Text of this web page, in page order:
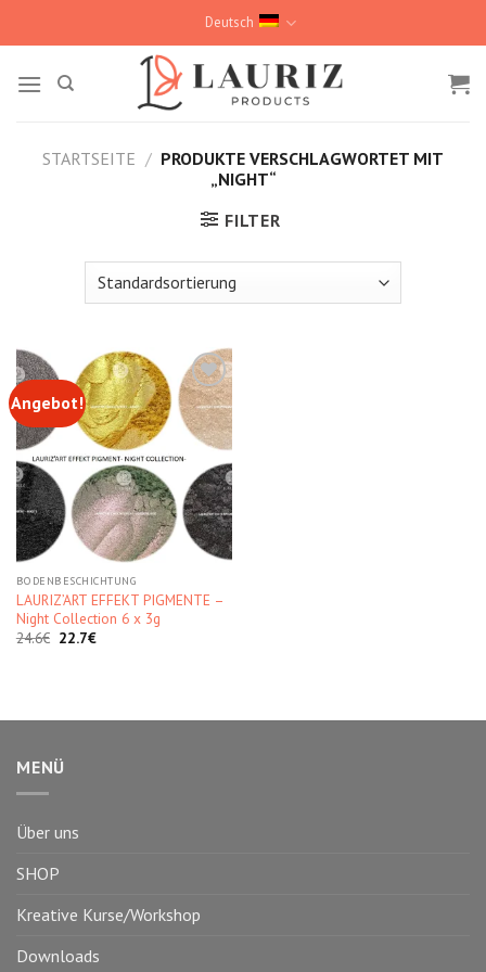
Deutsch
STARTSEITE / PRODUKTE VERSCHLAGWORTET MIT
„NIGHT“
FILTER
Angebot!
Kedvencekhez
BODENBESCHICHTUNG
LAURIZ’ART EFFEKT PIGMENTE –
Night Collection 6 x 3g
24.6€ Ursprünglicher
22.7€Aktueller
MENÜ
Über uns
SHOP
Kreative Kurse/Workshop
Downloads